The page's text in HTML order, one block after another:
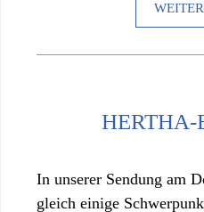
HERTHA-
In unserer Sendung am
gleich einige